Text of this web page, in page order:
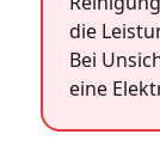
die
Bei
eine